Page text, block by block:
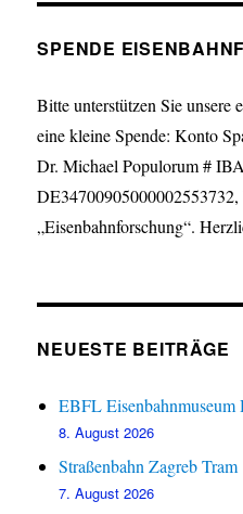
SPENDE
Bitte unterstützen Sie unsere
eine kleine Spende: Konto
Dr. Michael Populorum #
„Eisenbahnforschung“.
NEUESTE BEITRÄGE
EBFL Eisenbahnmuseum
8. August 2026
Straßenbahn Zagreb Tram
7. August 2026